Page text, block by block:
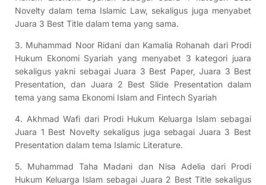
Novelty dalam tema Islamic Law, sekaligus juga menyabet
Juara 3 Best Title dalam tema yang sama.
3. Muhammad Noor Ridani dan Kamalia Rohanah dari Prodi
Hukum Ekonomi Syariah yang menyabet 3 kategori juara
sekaligus yakni sebagai Juara 3 Best Paper, Juara 3 Best
Presentation, dan Juara 2 Best Slide Presentation dalam
tema yang sama Ekonomi Islam and Fintech Syariah
4. Akhmad Wafi dari Prodi Hukum Keluarga Islam sebagai
Juara 1 Best Novelty sekaligus juga sebagai Juara 3 Best
Presentation dalam tema Islamic Literature.
5. Muhammad Taha Madani dan Nisa Adelia dari Prodi
Hukum Keluarga Islam sebagai Juara 2 Best Title sekaligus